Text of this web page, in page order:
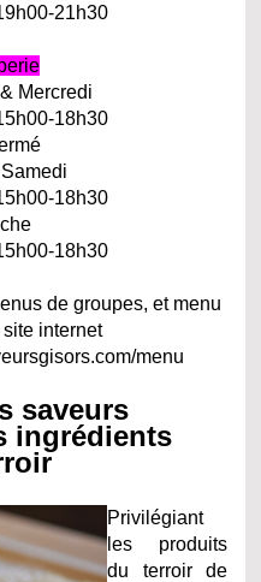
21h30
Mercredi
18h30
18h30
18h30
de groupes, et menu
internet
menu
saveurs
ingrédients
Privilégiant
les produits
du terroir de